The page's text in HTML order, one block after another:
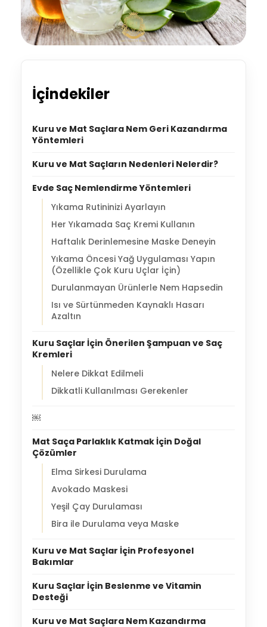
İçindekiler
Kuru ve Mat Saçlara Nem Geri Kazandırma
Yöntemleri
Kuru ve Mat Saçların Nedenleri Nelerdir?
Evde Saç Nemlendirme Yöntemleri
Yıkama Rutininizi Ayarlayın
Her Yıkamada Saç Kremi Kullanın
Haftalık Derinlemesine Maske Deneyin
Yıkama Öncesi Yağ Uygulaması Yapın
(Özellikle Çok Kuru Uçlar İçin)
Durulanmayan Ürünlerle Nem Hapsedin
Isı ve Sürtünmeden Kaynaklı Hasarı
Azaltın
Kuru Saçlar İçin Önerilen Şampuan ve Saç
Kremleri
Nelere Dikkat Edilmeli
Dikkatli Kullanılması Gerekenler
￼
Mat Saça Parlaklık Katmak İçin Doğal
Çözümler
Elma Sirkesi Durulama
Avokado Maskesi
Yeşil Çay Durulaması
Bira ile Durulama veya Maske
Kuru ve Mat Saçlar İçin Profesyonel
Bakımlar
Kuru Saçlar İçin Beslenme ve Vitamin
Desteği
Kuru ve Mat Saçlara Nem Kazandırma